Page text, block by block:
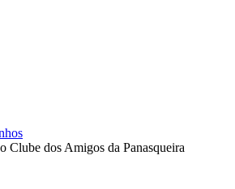
Clube dos Amigos da Panasqueira